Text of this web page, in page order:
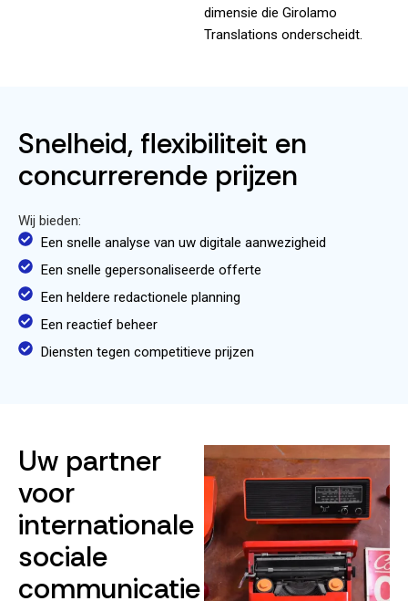
dimensie die Girolamo
Translations onderscheidt.
Snelheid, flexibiliteit en
concurrerende prijzen
Wij bieden:
Een snelle analyse van uw digitale aanwezigheid
Een snelle gepersonaliseerde offerte
Een heldere redactionele planning
Een reactief beheer
Diensten tegen competitieve prijzen
Uw partner
voor
internationale
sociale
communicatie